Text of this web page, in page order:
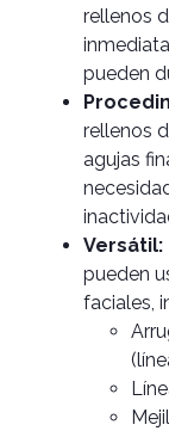
rellenos
pueden
rellenos
agujas
Versátil:
pueden
faciales,